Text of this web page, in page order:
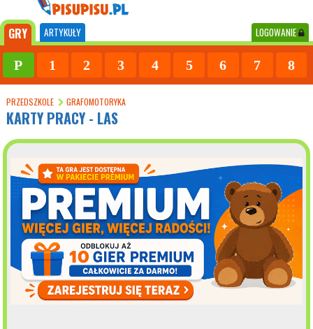
GRY ARTYKUŁY LOGOWANIE
P 1 2 3 4 5 6 7 8
PRZEDSZKOLE GRAFOMOTORYKA
KARTY PRACY - LAS